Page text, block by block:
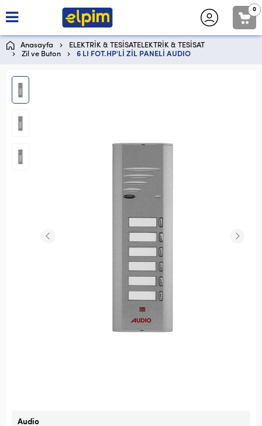
0
Anasayfa
ELEKTRİK & TESİSATELEKTRİK & TESİSAT
Zil ve Buton
6 LI FOT.HP'Lİ ZİL PANELİ AUDIO
Audio